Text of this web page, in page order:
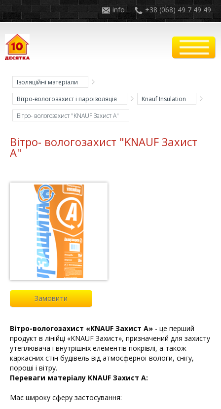
+38 (068) 49 7 49 49
info
Ізоляційні матеріали
Вітро-вологозахист і пароізоляція
Knauf Insulation
Вітро- вологозахист "KNAUF Захист А"
Вітро- вологозахист "KNAUF Захист
А"
Замовити
Вітро-вологозахист «KNAUF Захист А» - це перший
продукт в лінійці «KNAUF Захист», призначений для захисту
утеплювача і внутрішніх елементів покрівлі, а також
каркасних стін будівель від атмосферної вологи, снігу,
пороші і вітру.
Переваги матеріалу KNAUF Захист А:
Має широку сферу застосування: